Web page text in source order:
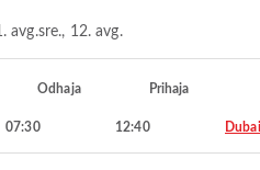
avg.sre., 12. avg.
Odhaja Prihaja
07:30 12:40 Dubai